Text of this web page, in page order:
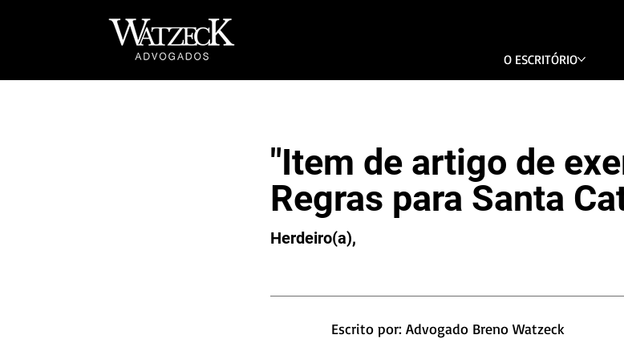
O ESCRITÓRIO
"Item de artigo de
Regras para Santa
Herdeiro(a),
Escrito por: Advogado Breno Watzeck